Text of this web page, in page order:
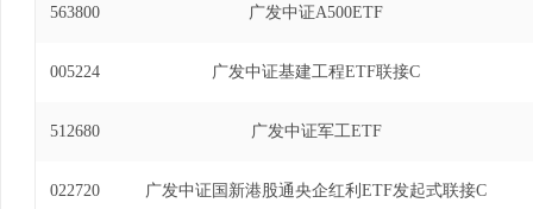
563800 广发中证A500ETF
005224 广发中证基建工程ETF联接C
512680 广发中证军工ETF
022720 广发中证国新港股通央企红利ETF发起式联接C